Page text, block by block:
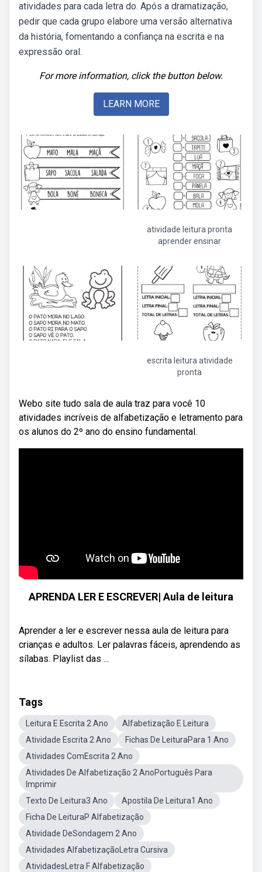
atividades para cada letra do. Após a dramatização,
pedir que cada grupo elabore uma versão alternativa
da história, fomentando a confiança na escrita e na
expressão oral.
For more information, click the button below.
LEARN MORE
atividade leitura pronta
aprender ensinar
escrita leitura atividade
pronta
Webo site tudo sala de aula traz para você 10
atividades incríveis de alfabetização e letramento para
os alunos do 2º ano do ensino fundamental.
APRENDA LER E ESCREVER| Aula de leitura
Aprender a ler e escrever nessa aula de leitura para
crianças e adultos. Ler palavras fáceis, aprendendo as
sílabas. Playlist das ...
Tags
Leitura E Escrita 2 Ano
Alfabetização E Leitura
Atividade Escrita 2 Ano
Fichas De LeituraPara 1 Ano
Atividades ComEscrita 2 Ano
Atividades De Alfabetização 2 AnoPortuguês Para
Imprimir
Texto De Leitura3 Ano
Apostila De Leitura1 Ano
Ficha De LeituraP Alfabetização
Atividade DeSondagem 2 Ano
Atividades AlfabetizaçãoLetra Cursiva
AtividadesLetra F Alfabetização